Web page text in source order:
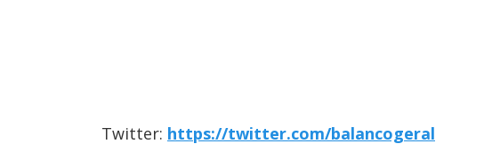
Twitter: https://twitter.com/balancogeral